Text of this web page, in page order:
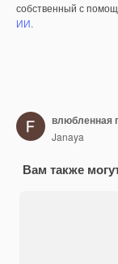
собственный с
ИИ.
Janaya
Вам также